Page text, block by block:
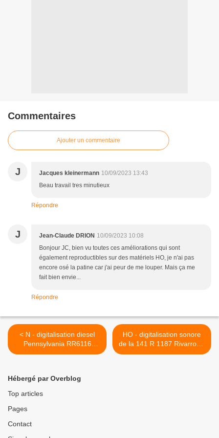
Commentaires
Ajouter un commentaire
J Jacques kleinermann 10/09/2023 13:43
Beau travail tres minutieux
Répondre
J Jean-Claude DRION 10/09/2023 10:08
Bonjour JC, bien vu toutes ces améliorations qui sont
également reproductibles sur des matériels HO, je n'ai pas
encore osé la patine car j'ai peur de me louper. Mais ça me
fait bien envie...
Répondre
< N - digitalisation diesel
Pennsylvania RR6116
Bachmann
HO - digitalisation sonore
de la 141 R 1187 Rivarrossi
>
Hébergé par Overblog
Top articles
Pages
Contact